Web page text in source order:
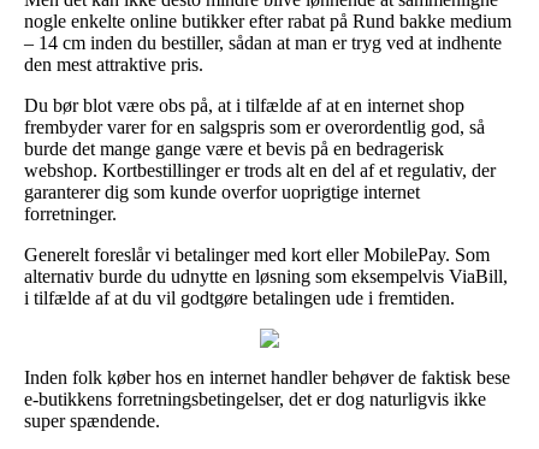
nogle enkelte online butikker efter rabat på Rund bakke medium
– 14 cm inden du bestiller, sådan at man er tryg ved at indhente
den mest attraktive pris.
Du bør blot være obs på, at i tilfælde af at en internet shop
frembyder varer for en salgspris som er overordentlig god, så
burde det mange gange være et bevis på en bedragerisk
webshop. Kortbestillinger er trods alt en del af et regulativ, der
garanterer dig som kunde overfor uoprigtige internet
forretninger.
Generelt foreslår vi betalinger med kort eller MobilePay. Som
alternativ burde du udnytte en løsning som eksempelvis ViaBill,
i tilfælde af at du vil godtgøre betalingen ude i fremtiden.
Inden folk køber hos en internet handler behøver de faktisk bese
e-butikkens forretningsbetingelser, det er dog naturligvis ikke
super spændende.